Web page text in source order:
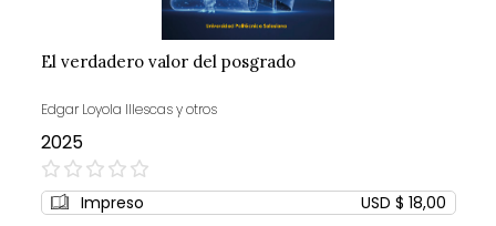
El verdadero valor del posgrado
Edgar Loyola Illescas y otros
2025
0%
Impreso USD $ 18,00